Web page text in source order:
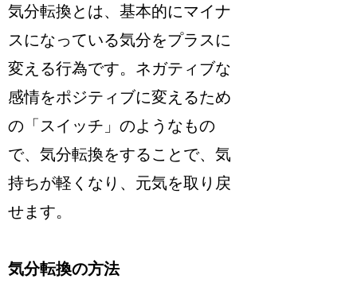
気分転換とは、基本的にマイナ
スになっている気分をプラスに
変える行為です。ネガティブな
感情をポジティブに変えるため
の「スイッチ」のようなもの
で、気分転換をすることで、気
持ちが軽くなり、元気を取り戻
せます。
気分転換の方法